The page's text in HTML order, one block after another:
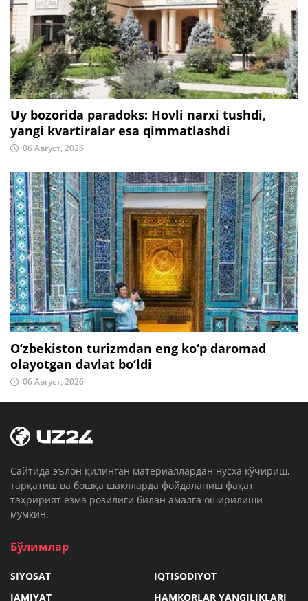
Uy bozorida paradoks: Hovli narxi tushdi,
yangi kvartiralar esa qimmatlashdi
06 Август, 2026
O‘zbekiston turizmdan eng ko‘p daromad
olayotgan davlat bo‘ldi
06 Август, 2026
Cайтида эълон қилинган материаллардан нусха кўчириш,
тарқатиш ва бошқа шаклларда фойдаланиш фақат
таҳририят ёзма розилиги билан амалга оширилиши
мумкин.
Бўлимлар
SIYOSAT
IQTISODIYOT
JAMIYAT
HAMKORLAR YANGILIKLARI